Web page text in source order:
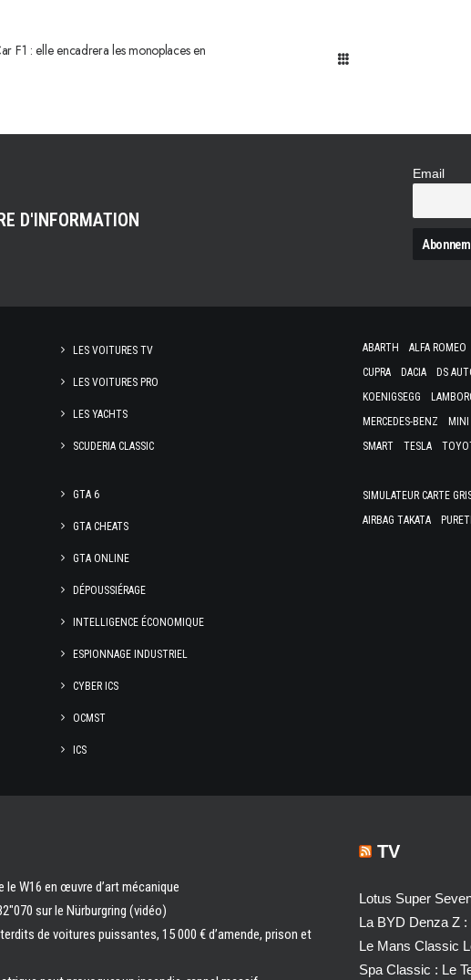
F1 : elle encadrera les monoplaces en
D'INFORMATION
Email
LES VOITURES TV
LES VOITURES PRO
LES YACHTS
SCUDERIA CLASSIC
GTA 6
GTA CHEATS
GTA ONLINE
DÉPOUSSIÉRAGE
INTELLIGENCE ÉCONOMIQUE
ESPIONNAGE INDUSTRIEL
CYBER ICS
OCMST
ICS
ABARTH ALFA ROMEO
CUPRA
DACIA DS
KOENIGSEGG
MERCEDES-BENZ
MINI
SMART
TESLA
SIMULATEUR CARTE
AIRBAG TAKATA
W16 en œuvre d’art mécanique
sur le Nürburgring (vidéo)
de voitures puissantes, 15 000 € d’amende, prison et
TV
Lotus Super
La BYD Denza Z :
Le Mans Classic
Spa Classic : Le